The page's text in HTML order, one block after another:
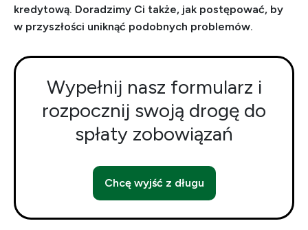
kredytową. Doradzimy Ci także, jak postępować, by
w przyszłości uniknąć podobnych problemów.
Wypełnij nasz formularz i
rozpocznij swoją drogę do
spłaty zobowiązań
Chcę wyjść z długu